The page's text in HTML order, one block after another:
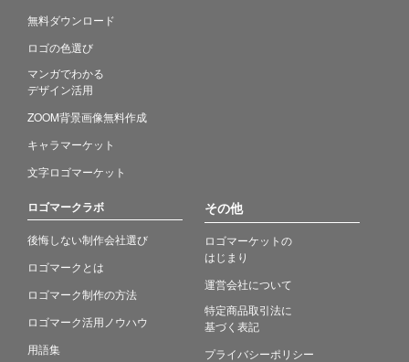
無料ダウンロード
ロゴの色選び
マンガでわかる
デザイン活用
ZOOM背景画像無料作成
キャラマーケット
文字ロゴマーケット
ロゴマークラボ
後悔しない制作会社選び
ロゴマークとは
ロゴマーク制作の方法
ロゴマーク活用ノウハウ
用語集
その他
ロゴマーケットの
はじまり
運営会社について
特定商品取引法に
基づく表記
プライバシーポリシー